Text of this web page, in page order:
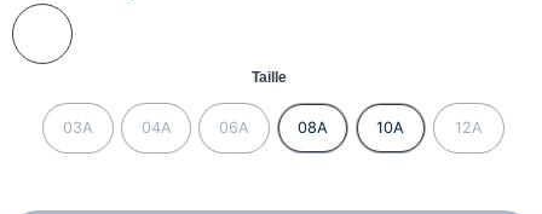
Taille
03A 04A 06A 08A 10A 12A